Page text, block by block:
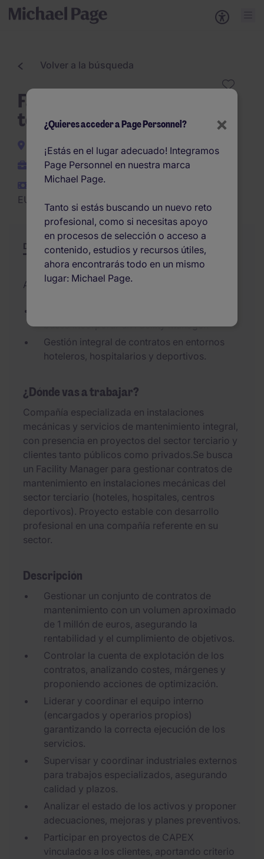
Volver a la búsqueda
Facility Manager - Sector
terciario BCN
Barcelona
Permanente
EUR50.000 -
EUR50.000 por año
Descripción Resumen Otras ofertas
Actualizado el 27/07/2026
busca incorporar un Facility Manager.
Gestión integral de contratos en entornos
hoteleros, hospitalarios y deportivos.
¿Dónde vas a trabajar?
Compañía especializada en instalaciones
mecánicas y servicios de mantenimiento integral,
con presencia en proyectos del sector terciario y
clientes tanto públicos como privados.Se busca
un Facility Manager para gestionar contratos de
mantenimiento en instalaciones mecánicas del
sector terciario (hoteles, hospitales, centros
deportivos). Proyecto estable con desarrollo
profesional en una compañía referente en su
sector.
Descripción
Gestionar un conjunto de contratos de
mantenimiento con un volumen aproximado
de 1 millón de euros, asegurando la
rentabilidad y el cumplimiento de objetivos.
Controlar la cuenta de explotación de los
contratos, analizando costes, márgenes y
proponiendo acciones de optimización.
Liderar y coordinar el equipo interno
(encargados y operarios propios)
garantizando la correcta ejecución de los
servicios.
Supervisar y coordinar industriales externos
para trabajos especializados, asegurando
calidad y plazos.
Analizar el estado de los activos y proponer
adecuaciones, mejoras y planes preventivos.
Participar en proyectos de CAPEX
vinculados a los clientes, aportando criterio
×
¿Quieres acceder a Page Personnel?
¡Estás en el lugar adecuado! Integramos
Page Personnel en nuestra marca
Michael Page.
Tanto si estás buscando un nuevo reto
profesional, como si necesitas apoyo
en procesos de selección o acceso a
contenido, estudios y recursos útiles,
ahora encontrarás todo en un mismo
lugar: Michael Page.